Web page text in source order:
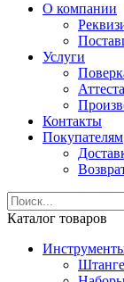
О компании
Услуги
Контакты
Покупателям
Каталог товаров